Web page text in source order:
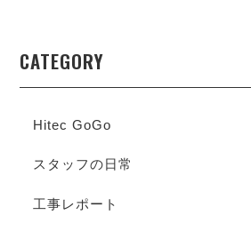
CATEGORY
Hitec GoGo
スタッフの日常
工事レポート